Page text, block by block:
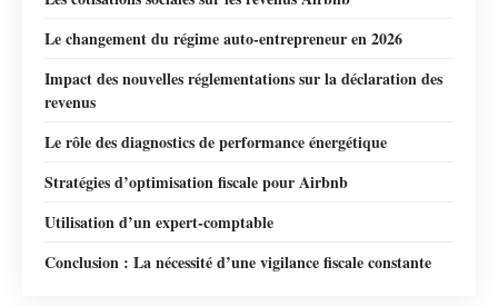
Le changement du régime auto-entrepreneur en 2026
Impact des nouvelles réglementations sur la déclaration des
revenus
Le rôle des diagnostics de performance énergétique
Stratégies d’optimisation fiscale pour Airbnb
Utilisation d’un expert-comptable
Conclusion : La nécessité d’une vigilance fiscale constante